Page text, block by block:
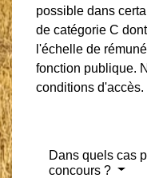
possible dans
de catégorie C
l'échelle de
fonction publique.
conditions d'accès.
Dans quels cas
concours ?